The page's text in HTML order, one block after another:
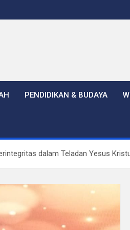
PENDIDIKAN & BUDAYA
dalam Teladan Yesus